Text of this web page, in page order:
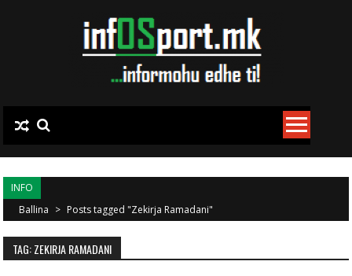
INFO
Ballina > Posts tagged "Zekirja Ramadani"
TAG: ZEKIRJA RAMADANI